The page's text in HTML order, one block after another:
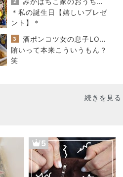
＊私の誕生日【嬉しいプレゼ
ント】＊
3
酒ポンコツ女の息子LOVE blog♡♡
賄いって本来こういうもん？
笑
続きを見る
5